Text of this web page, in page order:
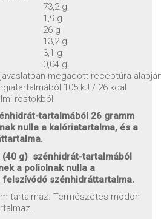
73,2 g
1,9 g
26 g
13,2 g
3,1 g
0,04 g
megadott receptúra
105 kJ / 26 kcal
rostokból.
tartalmából 26 gramm
nulla a kalóriatartalma, és a
(40 g) szénhidrát-tartalmából
a poliolnak nulla a
szénhidráttartalma.
tartalmaz. Természetes módon